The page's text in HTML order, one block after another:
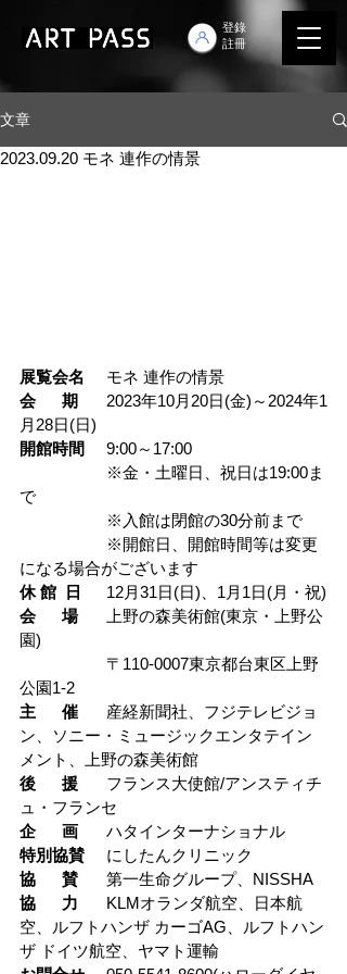
登錄
註冊
文章
2023.09.20 モネ 連作の情景
展覧会名
	モネ 連作の情景
会      期
月28日(日)
開館時間
	9:00～17:00
で
		※入館は閉館の30分前まで
になる場合がございます
休 館  日
	12月31日(日)、1月1日(月・祝)
会      場
	上野の森美術館(東京・上野公
園)
公園1-2
主      催
ン、ソニー・ミュージックエンタテイン
メント、上野の森美術館
後      援
ュ・フランセ
企      画
	ハタインターナショナル
特別協賛
	にしたんクリニック
協      賛
	第一生命グループ、NISSHA
協      力
空、ルフトハンザ カーゴAG、ルフトハン
ザ ドイツ航空、ヤマト運輸